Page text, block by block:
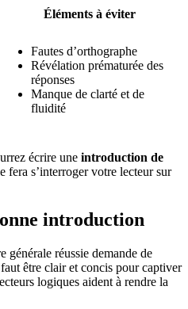
Éléments à éviter
Fautes d’orthographe
Révélation prématurée des
réponses
Manque de clarté et de
fluidité
écrire une introduction de
fera s’interroger votre lecteur sur
introduction
réussie demande de
être clair et concis pour captiver
logiques aident à rendre la